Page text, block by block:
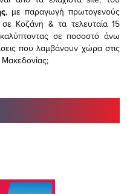
, με παραγωγή πρωτογενούς
σε Κοζάνη & τα τελευταία 15
σε ποσοστό άνω
που λαμβάνουν χώρα στις